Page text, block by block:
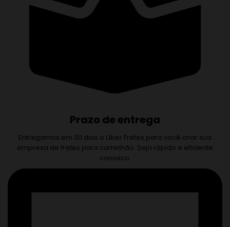
Prazo de entrega
Entregamos em 30 dias o Uber Fretes para você criar sua
empresa de fretes para caminhão. Seja rápido e eficiente
conosco.